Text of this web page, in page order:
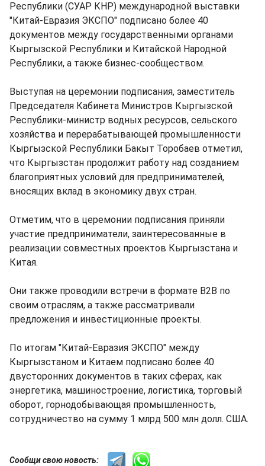
Республики (СУАР КНР) международной выставки
"Китай-Евразия ЭКСПО" подписано более 40
документов между государственными органами
Кыргызской Республики и Китайской Народной
Республики, а также бизнес-сообществом.
Выступая на церемонии подписания, заместитель
Председателя Кабинета Министров Кыргызской
Республики-министр водных ресурсов, сельского
хозяйства и перерабатывающей промышленности
Кыргызской Республики Бакыт Торобаев отметил,
что Кыргызстан продолжит работу над созданием
благоприятных условий для предпринимателей,
вносящих вклад в экономику двух стран.
Отметим, что в церемонии подписания приняли
участие предприниматели, заинтересованные в
реализации совместных проектов Кыргызстана и
Китая.
Они также проводили встречи в формате B2B по
своим отраслям, а также рассматривали
предложения и инвестиционные проекты.
По итогам "Китай-Евразия ЭКСПО" между
Кыргызстаном и Китаем подписано более 40
двусторонних документов в таких сферах, как
энергетика, машиностроение, логистика, торговый
оборот, горнодобывающая промышленность,
сотрудничество на сумму 1 млрд 500 млн долл. США.
Сообщи свою новость: